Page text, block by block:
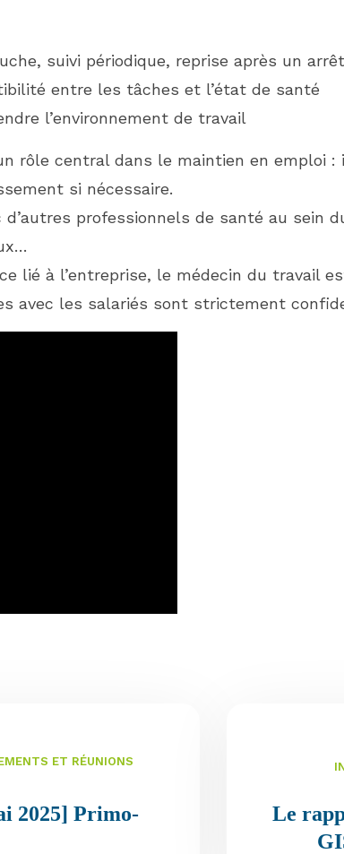
suivi périodique, reprise après un
entre les tâches et l’état de santé
l’environnement de travail
rôle central dans le maintien en
si nécessaire.
professionnels de santé au sein
lié à l’entreprise, le médecin du travail
avec les salariés sont strictement
ET RÉUNIONS
2025] Primo-
Le